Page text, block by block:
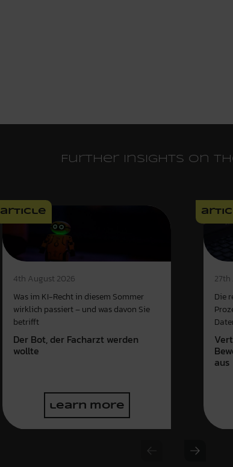
Further insights on
article
4th August 2026
Was im KI-Recht in diesem Sommer
wirklich passiert – und was davon Sie
betrifft
Der Bot, der Facharzt werden
wollte
learn more
27th
Die
aus
Previous
Next